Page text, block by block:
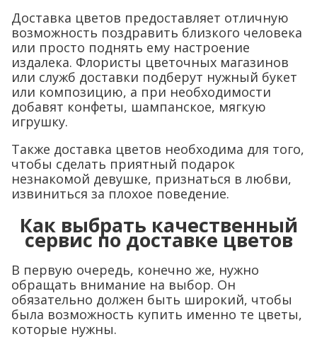
Доставка цветов предоставляет отличную
возможность поздравить близкого человека
или просто поднять ему настроение
издалека. Флористы цветочных магазинов
или служб доставки подберут нужный букет
или композицию, а при необходимости
добавят конфеты, шампанское, мягкую
игрушку.
Также доставка цветов необходима для того,
чтобы сделать приятный подарок
незнакомой девушке, признаться в любви,
извиниться за плохое поведение.
Как выбрать качественный
сервис по доставке цветов
В первую очередь, конечно же, нужно
обращать внимание на выбор. Он
обязательно должен быть широкий, чтобы
была возможность купить именно те цветы,
которые нужны.